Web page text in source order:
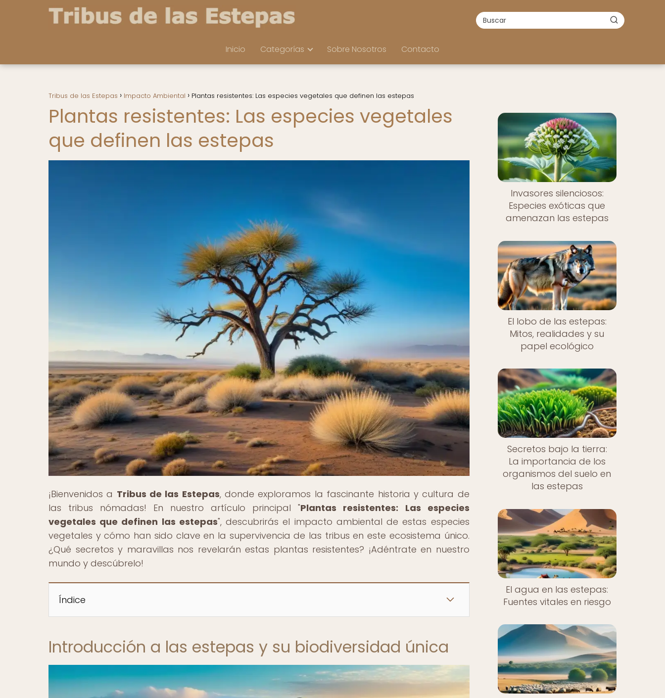
Inicio Categorías Sobre Nosotros Contacto
Tribus de las Estepas Impacto Ambiental Plantas resistentes: Las especies vegetales que definen las estepas
Plantas resistentes: Las especies vegetales
que definen las estepas
¡Bienvenidos a Tribus de las Estepas, donde exploramos la fascinante historia y cultura de
las tribus nómadas! En nuestro artículo principal "Plantas resistentes: Las especies
vegetales que definen las estepas", descubrirás el impacto ambiental de estas especies
vegetales y cómo han sido clave en la supervivencia de las tribus en este ecosistema único.
¿Qué secretos y maravillas nos revelarán estas plantas resistentes? ¡Adéntrate en nuestro
mundo y descúbrelo!
Índice
Introducción a las estepas y su biodiversidad única
Invasores silenciosos:
Especies exóticas que
amenazan las estepas
El lobo de las estepas:
Mitos, realidades y su
papel ecológico
Secretos bajo la tierra:
La importancia de los
organismos del suelo en
las estepas
El agua en las estepas:
Fuentes vitales en riesgo